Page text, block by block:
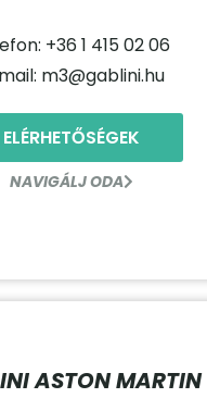
+36 1 415 02 06
m3@gablini.hu
ELÉRHETŐSÉGEK
NAVIGÁLJ ODA
ASTON MARTIN